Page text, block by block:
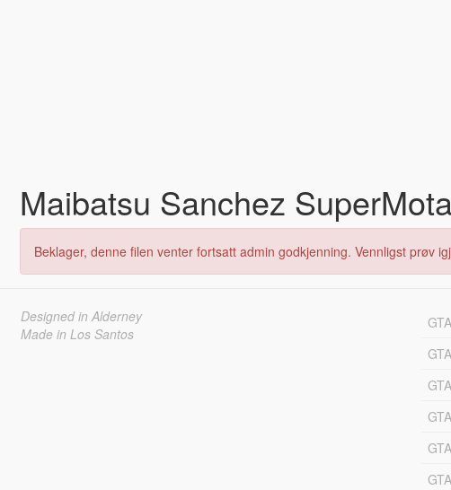
Maibatsu Sanchez
Beklager, denne filen venter fortsatt admin godkjenning. Vennligst prøv
Designed in Alderney
Made in Los Santos